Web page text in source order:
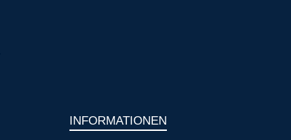
INFORMATIONEN